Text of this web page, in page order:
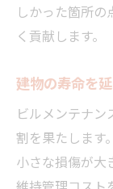
しかった箇所の
く貢献します。
建物の寿命を
ビルメンテナン
割を果たします
小さな損傷が大